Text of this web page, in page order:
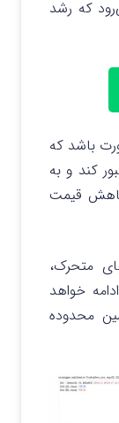
که رشد
باشد که
کند و به
کاهش قیمت
متحرک،
خواهد
محدوده